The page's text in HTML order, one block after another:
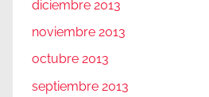
diciembre 2013
noviembre 2013
octubre 2013
septiembre 2013